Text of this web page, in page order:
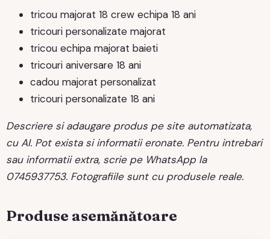
tricou majorat 18 crew echipa 18 ani
tricouri personalizate majorat
tricou echipa majorat baieti
tricouri aniversare 18 ani
cadou majorat personalizat
tricouri personalizate 18 ani
Descriere si adaugare produs pe site automatizata,
cu AI. Pot exista si informatii eronate. Pentru intrebari
sau informatii extra, scrie pe WhatsApp la
0745937753. Fotografiile sunt cu produsele reale.
Produse asemănătoare